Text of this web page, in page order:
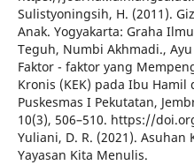
Sulistyoningsih, H. (2011).
Anak. Yogyakarta: Graha
Teguh, Numbi Akhmadi., Ayu
Faktor - faktor yang
Kronis (KEK) pada Ibu Hamil
Puskesmas I Pekutatan,
10(3), 506–510. https://
Yuliani, D. R. (2021).
Yayasan Kita Menulis.